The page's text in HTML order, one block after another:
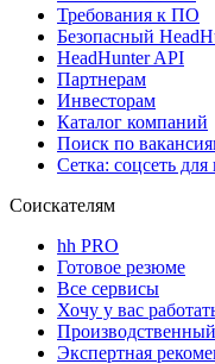
Требования к ПО
Безопасный
HeadHunter API
Партнерам
Инвесторам
Каталог компаний
Поиск по
Сетка: соцсеть для
Соискателям
hh PRO
Готовое резюме
Все сервисы
Хочу у вас
Экспертная